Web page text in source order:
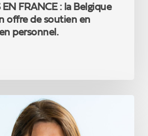
EN FRANCE : la Belgique
offre de soutien en
personnel.